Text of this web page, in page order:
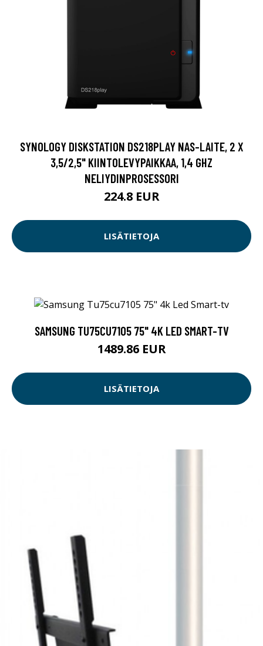
SYNOLOGY DISKSTATION DS218PLAY NAS-LAITE, 2 X
3,5/2,5" KIINTOLEVYPAIKKAA, 1,4 GHZ
NELIYDINPROSESSORI
224.8 EUR
LISÄTIETOJA
SAMSUNG TU75CU7105 75" 4K LED SMART-TV
1489.86 EUR
LISÄTIETOJA